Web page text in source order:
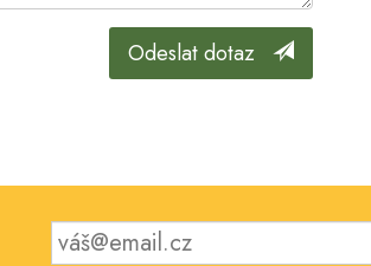
Odeslat dotaz